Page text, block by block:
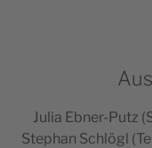
Julia Ebner-Putz
Ste­phan Schlö­gl